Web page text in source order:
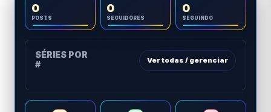
0
POSTS
0
SEGUIDORES
0
SEGUINDO
SÉRIES POR
#
Ver todas / gerenciar